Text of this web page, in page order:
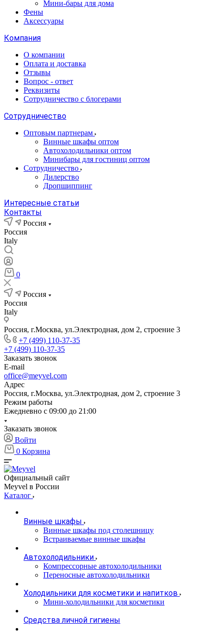
Мини-бары для дома
Фены
Аксессуары
Компания
О компании
Оплата и доставка
Отзывы
Вопрос - ответ
Реквизиты
Сотрудничество с блогерами
Сотрудничество
Оптовым партнерам
Винные шкафы оптом
Автохолодильники оптом
Минибары для гостиниц оптом
Сотрудничество
Дилерство
Дропшиппинг
Интересные статьи
Контакты
Россия
Россия
Italy
0
Россия
Россия
Italy
Россия, г.Москва, ул.Электродная, дом 2, строение 3
+7 (499) 110-37-35
+7 (499) 110-37-35
Заказать звонок
E-mail
office@meyvel.com
Адрес
Россия, г.Москва, ул.Электродная, дом 2, строение 3
Режим работы
Ежедневно с 09:00 до 21:00
Заказать звонок
Войти
0 Корзина
Официальный сайт
Meyvel в России
Каталог
Винные шкафы
Винные шкафы под столешницу
Встраиваемые винные шкафы
Автохолодильники
Компрессорные автохолодильники
Переносные автохолодильники
Холодильники для косметики и напитков
Мини-холодильники для косметики
Cредства личной гигиены